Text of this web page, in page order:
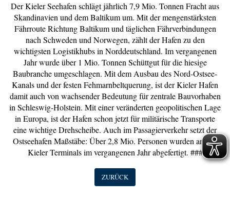
Der Kieler Seehafen schlägt jährlich 7,9 Mio. Tonnen Fracht aus
Skandinavien und dem Baltikum um. Mit der mengenstärksten
Fährroute Richtung Baltikum und täglichen Fährverbindungen
nach Schweden und Norwegen, zählt der Hafen zu den
wichtigsten Logistikhubs in Norddeutschland. Im vergangenen
Jahr wurde über 1 Mio. Tonnen Schüttgut für die hiesige
Baubranche umgeschlagen. Mit dem Ausbau des Nord-Ostsee-
Kanals und der festen Fehmarnbeltquerung, ist der Kieler Hafen
damit auch von wachsender Bedeutung für zentrale Bauvorhaben
in Schleswig-Holstein. Mit einer veränderten geopolitischen Lage
in Europa, ist der Hafen schon jetzt für militärische Transporte
eine wichtige Drehscheibe. Auch im Passagierverkehr setzt der
Ostseehafen Maßstäbe: Über 2,8 Mio. Personen wurden an den
Kieler Terminals im vergangenen Jahr abgefertigt. ###
ZURÜCK